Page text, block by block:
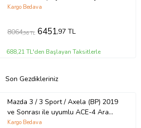
(Extra Uzun) 2006 Ve Sonrası
Kargo Bedava
8064,96 TL 6451,97 TL
688,21 TL'den Başlayan Taksitlerle
Son Gezdikleriniz
Mazda 3 / 3 Sport / Axela (BP) 2019
ve Sonrası ile uyumlu ACE-4 Ara
Atkı Tavan Barı SİYAH
Kargo Bedava